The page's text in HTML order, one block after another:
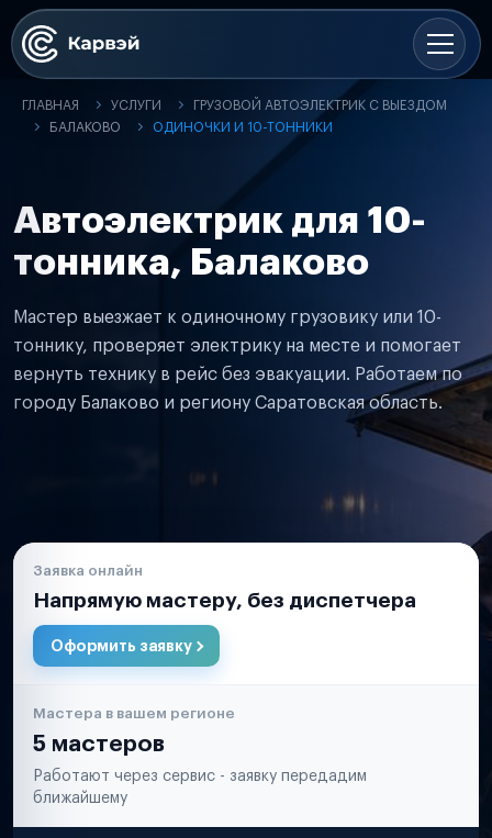
ГЛАВНАЯ УСЛУГИ
ГРУЗОВОЙ АВТОЭЛЕКТРИК С ВЫЕЗДОМ
БАЛАКОВО
ОДИНОЧКИ И 10-ТОННИКИ
Автоэлектрик для 10-
тонника, Балаково
Мастер выезжает к одиночному грузовику или 10-
тоннику, проверяет электрику на месте и помогает
вернуть технику в рейс без эвакуации. Работаем по
городу Балаково и региону Саратовская область.
Заявка онлайн
Напрямую мастеру, без диспетчера
Оформить заявку
Мастера в вашем регионе
5 мастеров
Работают через сервис - заявку передадим
ближайшему